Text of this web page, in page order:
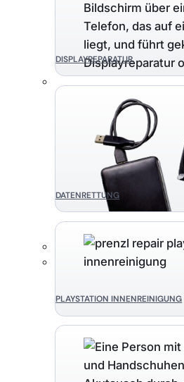
DISPLAYREPARATUR
DATENRETTUNG
PLAYSTATION INNENREINIGUNG